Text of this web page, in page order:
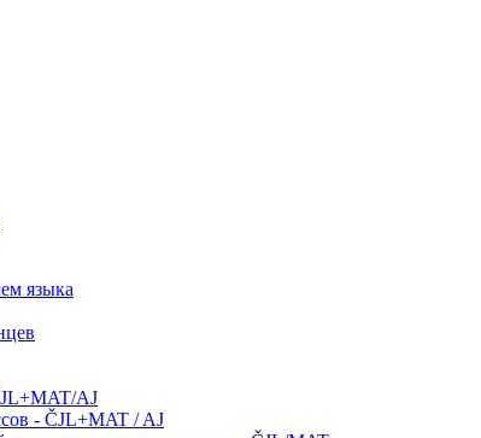
языка
AJ
- ČJL+MAT / AJ